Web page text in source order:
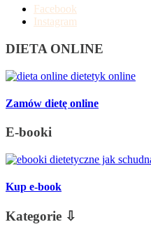
Facebook
Instagram
DIETA ONLINE
Zamów dietę online
E-booki
Kup e-book
Kategorie ⇩